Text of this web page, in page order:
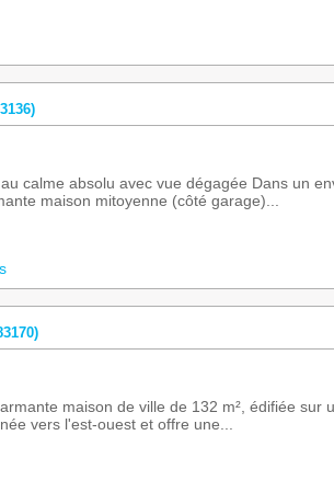
calme absolu avec vue dégagée Dans un
maison mitoyenne (côté garage)...
maison de ville de 132 m², édifiée sur
vers l'est-ouest et offre une...